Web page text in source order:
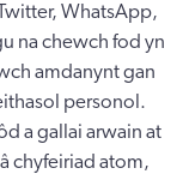
WhatsApp,
na chewch fod yn
amdanynt gan
personol.
a gallai arwain at
chyfeiriad atom,